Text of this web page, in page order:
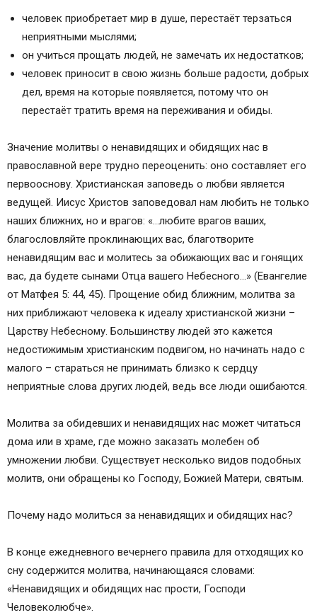
человек приобретает мир в душе, перестаёт терзаться
неприятными мыслями;
он учиться прощать людей, не замечать их недостатков;
человек приносит в свою жизнь больше радости, добрых
дел, время на которые появляется, потому что он
перестаёт тратить время на переживания и обиды.
Значение молитвы о ненавидящих и обидящих нас в
православной вере трудно переоценить: оно составляет его
первооснову. Христианская заповедь о любви является
ведущей. Иисус Христов заповедовал нам любить не только
наших ближних, но и врагов: «…любите врагов ваших,
благословляйте проклинающих вас, благотворите
ненавидящим вас и молитесь за обижающих вас и гонящих
вас, да будете сынами Отца вашего Небесного…» (Евангелие
от Матфея 5: 44, 45). Прощение обид ближним, молитва за
них приближают человека к идеалу христианской жизни –
Царству Небесному. Большинству людей это кажется
недостижимым христианским подвигом, но начинать надо с
малого – стараться не принимать близко к сердцу
неприятные слова других людей, ведь все люди ошибаются.
Молитва за обидевших и ненавидящих нас может читаться
дома или в храме, где можно заказать молебен об
умножении любви. Существует несколько видов подобных
молитв, они обращены ко Господу, Божией Матери, святым.
Почему надо молиться за ненавидящих и обидящих нас?
В конце ежедневного вечернего правила для отходящих ко
сну содержится молитва, начинающаяся словами:
«Ненавидящих и обидящих нас прости, Господи
Человеколюбче».